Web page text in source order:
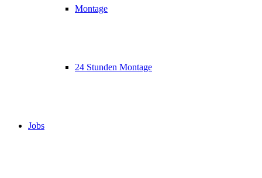
Montage
24 Stunden Montage
Jobs